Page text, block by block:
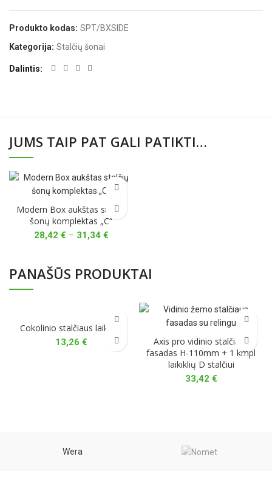
Produkto kodas: SPT/BXSIDE
Kategorija: Stalčių šonai
Dalintis
JUMS TAIP PAT GALI PATIKTI…
Modern Box aukštas stalčių
šonų komplektas „C“
28,42 € – 31,34 €Price
through
31,34 €
PANAŠŪS PRODUKTAI
Cokolinio stalčiaus laikiklis
13,26 €
Axis pro vidinio stalčiaus
fasadas H-110mm + 1 kmpl
laikiklių D stalčiui
33,42 €
Wera